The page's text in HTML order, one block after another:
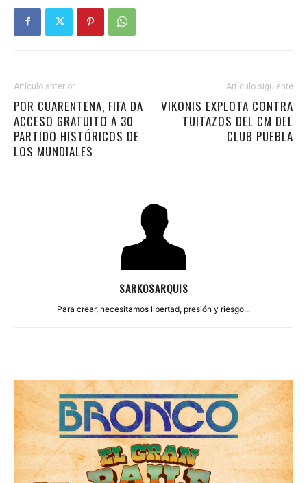
Artículo anterior
POR CUARENTENA, FIFA DA
ACCESO GRATUITO A 30
PARTIDO HISTÓRICOS DE
LOS MUNDIALES
Artículo siguiente
VIKONIS EXPLOTA CONTRA
TUITAZOS DEL CM DEL
CLUB PUEBLA
SARKOSARQUIS
Para crear, necesitamos libertad, presión y riesgo...